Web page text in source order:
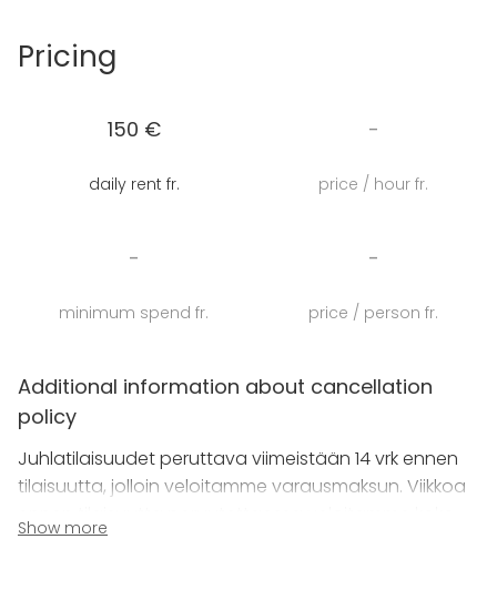
Ruokailut, sekä halutessanne myös ohjelmapalvelut
ja tanssi-/ohjelmamusiikki järjestyy kauttamme.
Majoitustiloja samassa pihapiirissä kesällä maks. 38
Pricing
150 €
daily rent fr.
-
price / hour fr.
-
minimum spend fr.
-
price / person fr.
Additional information about cancellation
policy
Juhlatilaisuudet peruttava viimeistään 14 vrk ennen
tilaisuutta, jolloin veloitamme varausmaksun. Viikkoa
tilavuokran. Tätä myöhemmin tehdyissä
Show more